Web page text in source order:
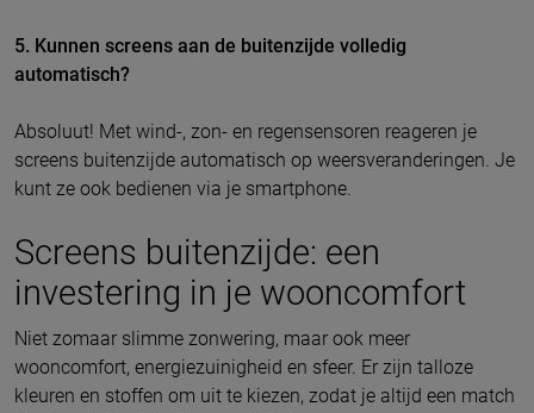
5. Kunnen screens aan de buitenzijde volledig
automatisch?
Absoluut! Met wind-, zon- en regensensoren reageren je
screens buitenzijde automatisch op weersveranderingen. Je
kunt ze ook bedienen via je smartphone.
Screens buitenzijde: een
investering in je wooncomfort
Niet zomaar slimme zonwering, maar ook meer
wooncomfort, energiezuinigheid en sfeer. Er zijn talloze
kleuren en stoffen om uit te kiezen, zodat je altijd een match